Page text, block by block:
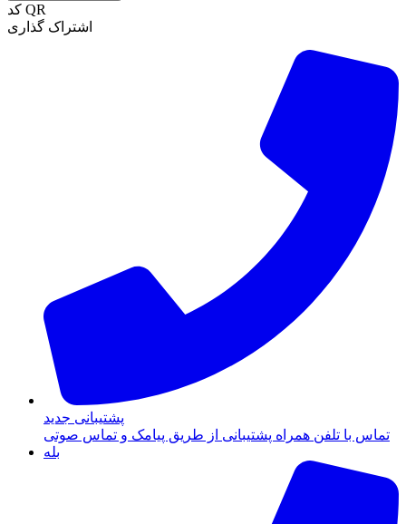
کد QR
اشتراک گذاری
پشتیبانی جدید
تماس با تلفن همراه پشتیبانی از طریق پیامک و تماس صوتی
بله